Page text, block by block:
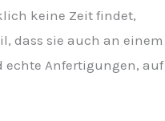
keine Zeit findet,
dass sie auch an einem
echte Anfertigungen, auf